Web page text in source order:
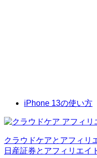
iPhone 13の使い方
クラウドケアとアフィリ
日産証券とアフィリエイ